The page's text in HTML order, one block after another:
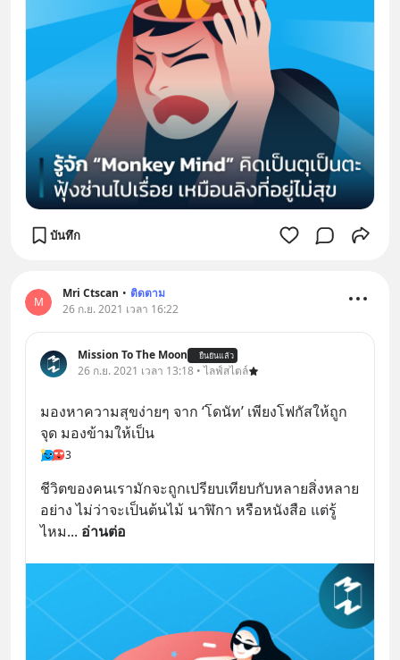
บันทึก
M
Mri Ctscan • ติดตาม
26 ก.ย. 2021 เวลา 16:22
Mission To The Moon ยืนยันแล้ว
26 ก.ย. 2021 เวลา 13:18 • ไลฟ์สไตล์
มองหาความสุขง่ายๆ จาก ‘โดนัท’ เพียงโฟกัสให้ถูก
จุด มองข้ามให้เป็น
3
ชีวิตของคนเรามักจะถูกเปรียบเทียบกับหลายสิ่งหลาย
อย่าง ไม่ว่าจะเป็นต้นไม้ นาฬิกา หรือหนังสือ แต่รู้
ไหม... อ่านต่อ